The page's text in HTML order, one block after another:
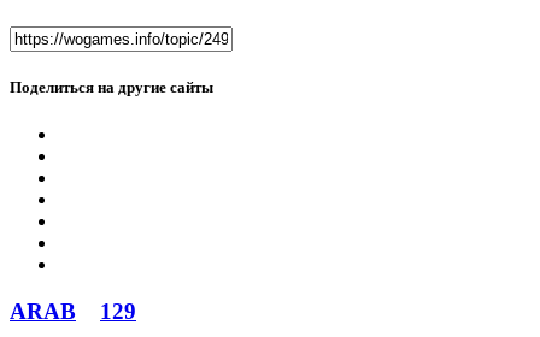
Поделиться на другие сайты
ARAB 129